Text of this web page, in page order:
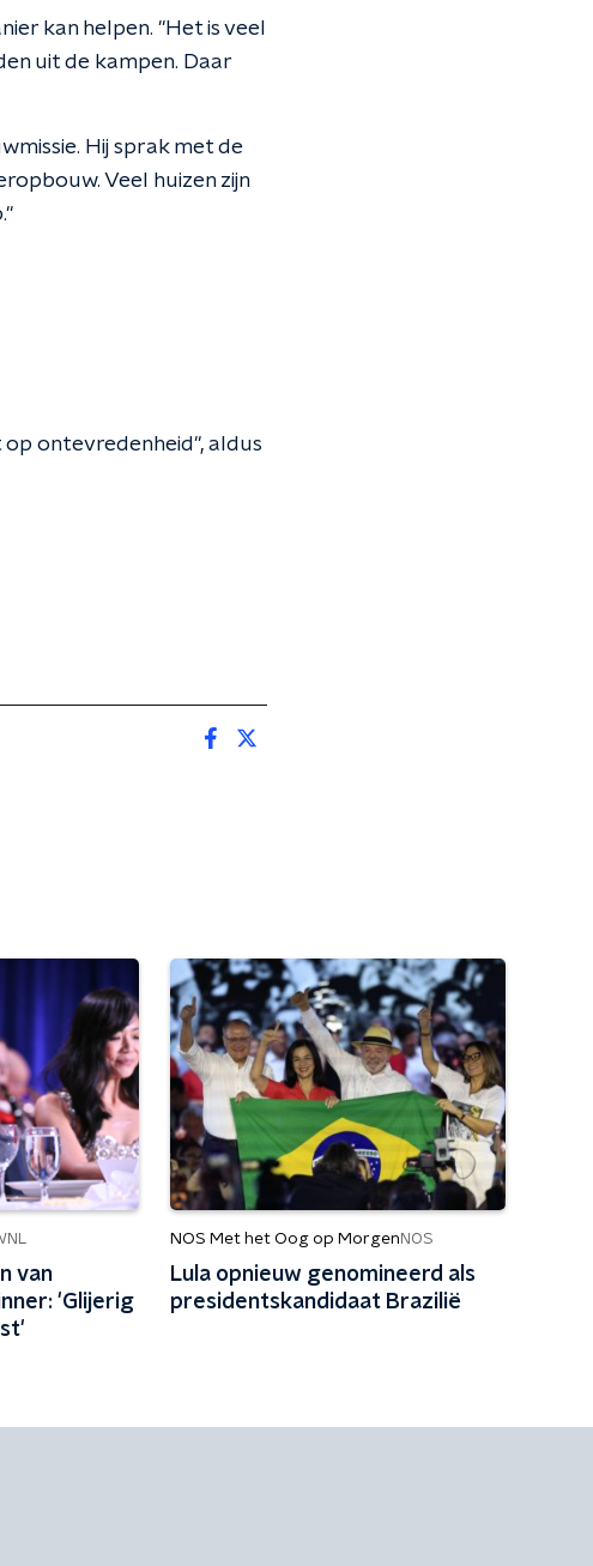
kan helpen. "Het is veel
uit de kampen. Daar
Hij sprak met de
Veel huizen zijn
ontevredenheid", aldus
van
'Glijerig
NOS Met het Oog op Morgen NOS
Lula opnieuw genomineerd als
presidentskandidaat Brazilië